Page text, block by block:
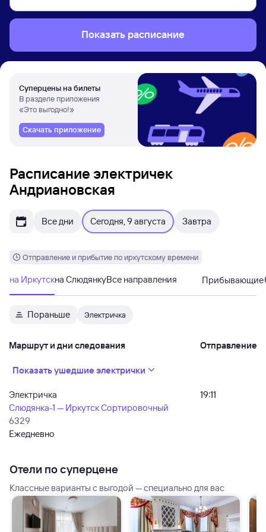
Показать расписание
Суперцены на билеты
В разделе приложения
«Это выгодно!»
Скачать приложение
Расписание электричек
Андриановская
Все дни Сегодня, 9 августа Завтра
Отправление и прибытие по иркутскому времени
на Иркутскна СлюдянкуВсе направления Прибывающие
Пораньше Электричка
Маршрут и дни следования Отправление
Показать ушедшие электрички
Электричка
Слюдянка-1 — Иркутск Сортировочный
6329
Ежедневно
19:11
Отели по суперцене
Классные варианты с выгодой — специально для вас